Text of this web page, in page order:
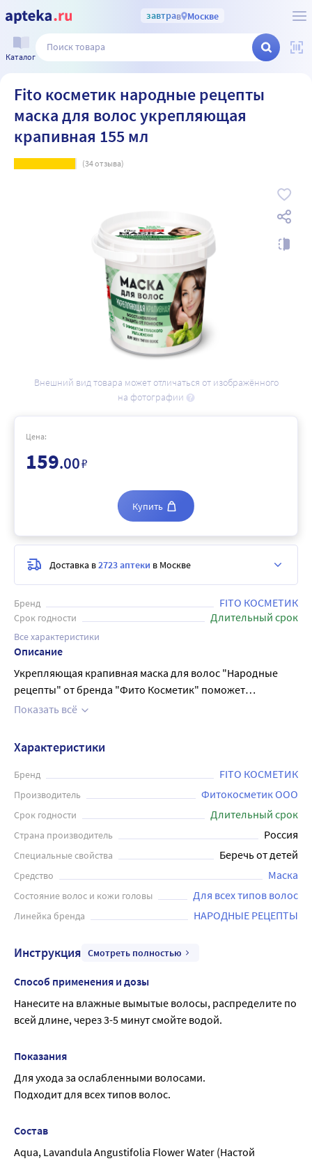
завтрав Москве
Каталог
Fito косметик народные рецепты
маска для волос укрепляющая
крапивная 155 мл
(34отзыва)
Внешний вид товара может отличаться от изображённого
на фотографии
Бренд FITO КОСМЕТИК
Срок годности Длительный срок
Все характеристики
Описание
Укрепляющая крапивная маска для волос "Народные
рецепты" от бренда "Фито Косметик" поможет
восстановить здоровье ваших волос и избавиться от
эффективно укрепляет и восстанавливает волосы,
делает их густыми, сильными и прочными. Входящие в
состав экстракт шишек хмеля и масло шиповника
глубоко питают и увлажняют, устраняют ломкость и
сечение, дарят волосам мягкость и шелковистость. В
результате ваши волосы становятся более блестящими и
здоровыми. Рекомендуется использовать 1-2 раза в
неделю для достижения наилучшего результата. Объем
маски - 155 мл.
Показать всё
Цена:
159.00₽
Купить
Доставка в2723 аптеки в Москве
Характеристики
Бренд FITO КОСМЕТИК
Производитель Фитокосметик ООО
Срок годности Длительный срок
Страна производитель Россия
Специальные свойства Беречь от детей
Средство Маска
Состояние волос и кожи головы Для всех типов волос
Линейка бренда НАРОДНЫЕ РЕЦЕПТЫ
Инструкция Смотреть полностью
Способ применения и дозы
Нанесите на влажные вымытые волосы, распределите по
всей длине, через 3-5 минут смойте водой.
Показания
Для ухода за ослабленными волосами.
Подходит для всех типов волос.
Состав
Aqua, Lavandula Angustifolia Flower Water (Настой